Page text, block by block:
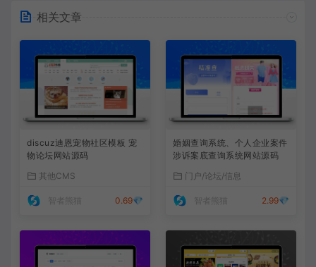
相关文章
discuz迪恩宠物社区模板 宠
物论坛网站源码
其他CMS
智者熊猫 0.69💎
婚姻查询系统、个人企业案件
涉诉案底查询系统网站源码
门户/论坛/信息
智者熊猫 2.99💎